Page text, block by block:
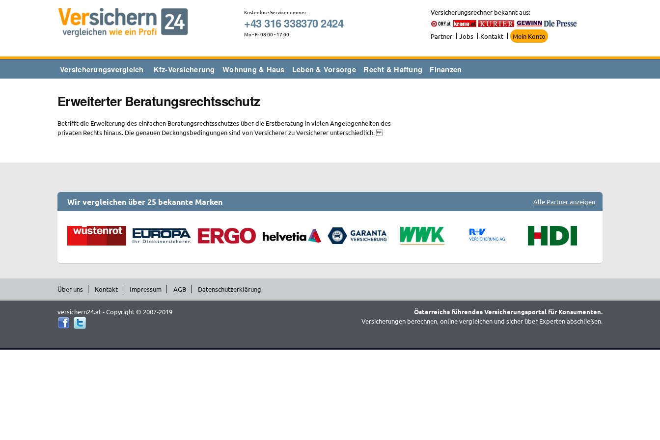
Kostenlose Servicenummer:
+43 316 338370 2424
Mo - Fr 08:00 - 17:00
Versicherungsrechner bekannt aus:
Partner Jobs Kontakt Mein Konto
Versicherungsvergleich Kfz-Versicherung Wohnung & Haus Leben & Vorsorge Recht & Haftung Finanzen
Erweiterter Beratungsrechtsschutz
Betrifft die Erweiterung des einfachen Beratungsrechtsschutzes über die Erstberatung in vielen Angelegenheiten des
privaten Rechts hinaus. Die genauen Deckungsbedingungen sind von Versicherer zu Versicherer unterschiedlich.
Wir vergleichen über 25 bekannte Marken Alle Partner anzeigen
Über uns Kontakt Impressum AGB Datenschutzerklärung
versichern24.at - Copyright © 2007-2019
Österreichs führendes Versicherungsportal für Konsumenten.
Versicherungen berechnen, online vergleichen und sicher über Experten abschließen.